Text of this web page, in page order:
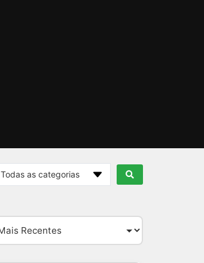
Todas as categorias